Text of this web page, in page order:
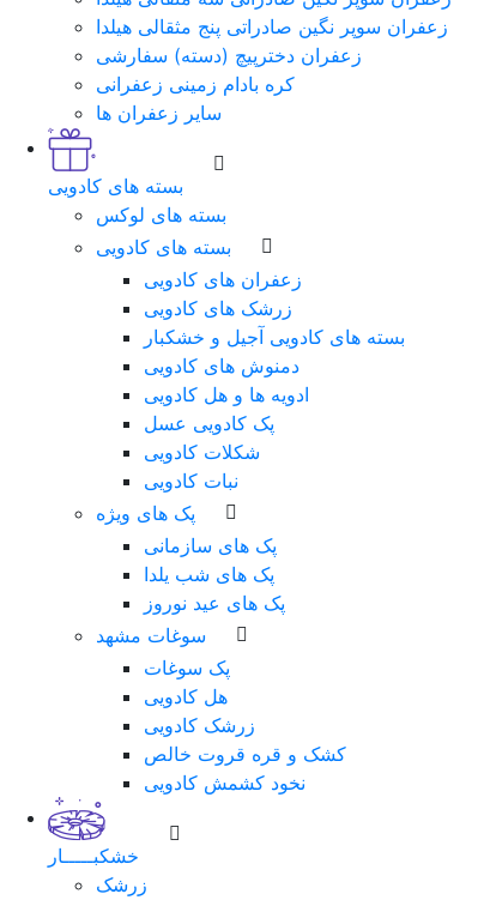
زعفران سوپر نگین صادراتی پنج مثقالی هیلدا
زعفران دخترپیچ (دسته) سفارشی
کره بادام زمینی زعفرانی
سایر زعفران ها
بسته های کادویی
بسته های لوکس
بسته های کادویی
زعفران های کادویی
زرشک های کادویی
بسته های کادویی آجیل و خشکبار
دمنوش های کادویی
ادویه ها و هل کادویی
پک کادویی عسل
شکلات کادویی
نبات کادویی
پک های ویژه
پک های سازمانی
پک های شب یلدا
پک های عید نوروز
سوغات مشهد
پک سوغات
هل کادویی
زرشک کادویی
کشک و قره قروت خالص
نخود کشمش کادویی
خشکبـــــار
زرشک